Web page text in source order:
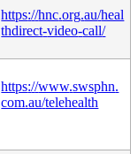
https://hnc.org.au/heal
thdirect-video-call/
https://www.swsphn.
com.au/telehealth